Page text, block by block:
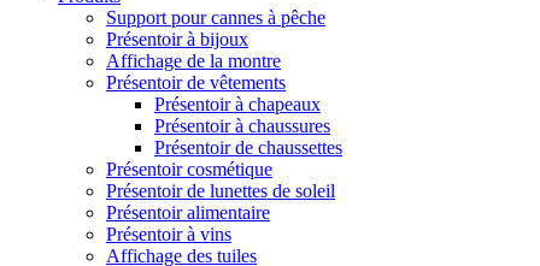
Support pour cannes à pêche
Présentoir à bijoux
Affichage de la montre
Présentoir de vêtements
Présentoir à chapeaux
Présentoir à chaussures
Présentoir de chaussettes
Présentoir cosmétique
Présentoir de lunettes de soleil
Présentoir alimentaire
Présentoir à vins
Affichage des tuiles